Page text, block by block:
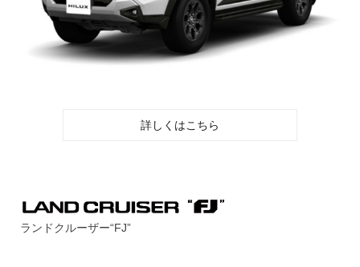
詳しくはこちら
ランドクルーザー“FJ”